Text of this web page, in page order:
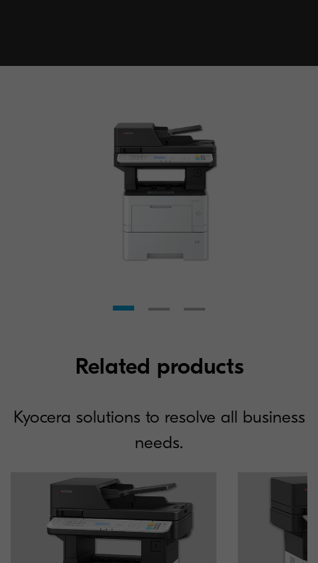
Related products
Kyocera solutions to resolve all business
needs.